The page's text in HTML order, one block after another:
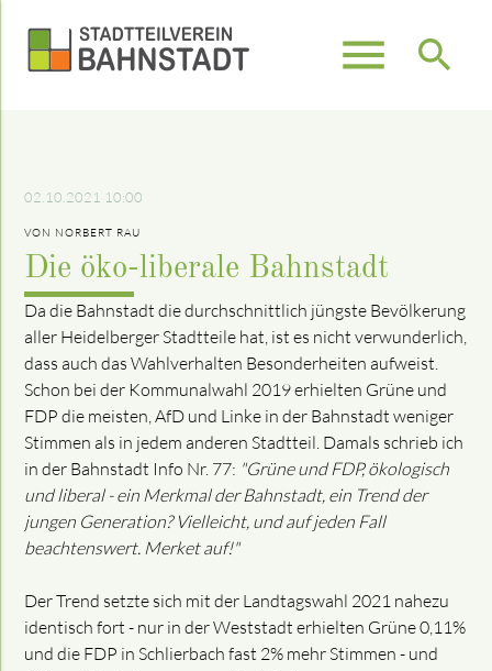
menu search
02.10.2021 10:00
VON NORBERT RAU
Die öko-liberale Bahnstadt
Da die Bahnstadt die durchschnittlich jüngste Bevölkerung
aller Heidelberger Stadtteile hat, ist es nicht verwunderlich,
dass auch das Wahlverhalten Besonderheiten aufweist.
Schon bei der Kommunalwahl 2019 erhielten Grüne und
FDP die meisten, AfD und Linke in der Bahnstadt weniger
Stimmen als in jedem anderen Stadtteil. Damals schrieb ich
in der Bahnstadt Info Nr. 77: "Grüne und FDP, ökologisch
und liberal - ein Merkmal der Bahnstadt, ein Trend der
jungen Generation? Vielleicht, und auf jeden Fall
beachtenswert. Merket auf!"
Der Trend setzte sich mit der Landtagswahl 2021 nahezu
identisch fort - nur in der Weststadt erhielten Grüne 0,11%
und die FDP in Schlierbach fast 2% mehr Stimmen - und